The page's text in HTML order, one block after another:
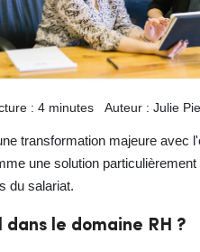
: 4 minutes Auteur : Julie
transformation majeure avec
une solution
du salariat.
le domaine RH ?